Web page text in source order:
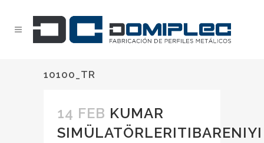
10100_TR
14 FEB KUMAR
SIMÜLATÖRLERITIBARENIYI